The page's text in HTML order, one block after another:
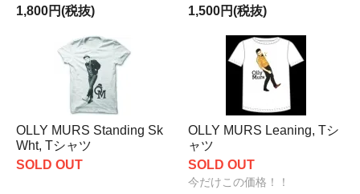
1,800円(税抜)
1,500円(税抜)
OLLY MURS Standing Sk
Wht, Tシャツ
SOLD OUT
OLLY MURS Leaning, Tシ
ャツ
SOLD OUT
今だけこの価格！！